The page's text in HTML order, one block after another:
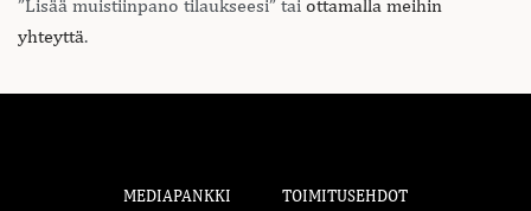
”Lisää muistiinpano tilaukseesi” tai ottamalla meihin
yhteyttä.
MEDIAPANKKI TOIMITUSEHDOT